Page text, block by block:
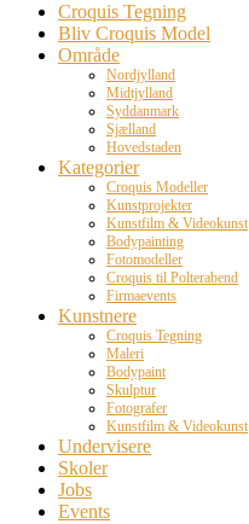
Croquis Tegning
Bliv Croquis Model
Område
Nordjylland
Midtjylland
Syddanmark
Sjælland
Hovedstaden
Kategorier
Croquis Modeller
Kunstprojekter
Kunstfilm & Videokunst
Bodypainting
Fotomodeller
Croquis til Polterabend
Firmaevents
Kunstnere
Croquis Tegning
Maleri
Bodypaint
Skulptur
Fotografer
Kunstfilm & Videokunst
Undervisere
Skoler
Jobs
Events